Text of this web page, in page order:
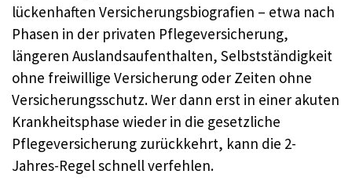
lückenhaften Versicherungsbiografien – etwa nach
Phasen in der privaten Pflegeversicherung,
längeren Auslandsaufenthalten, Selbstständigkeit
ohne freiwillige Versicherung oder Zeiten ohne
Versicherungsschutz. Wer dann erst in einer akuten
Krankheitsphase wieder in die gesetzliche
Pflegeversicherung zurückkehrt, kann die 2-
Jahres-Regel schnell verfehlen.